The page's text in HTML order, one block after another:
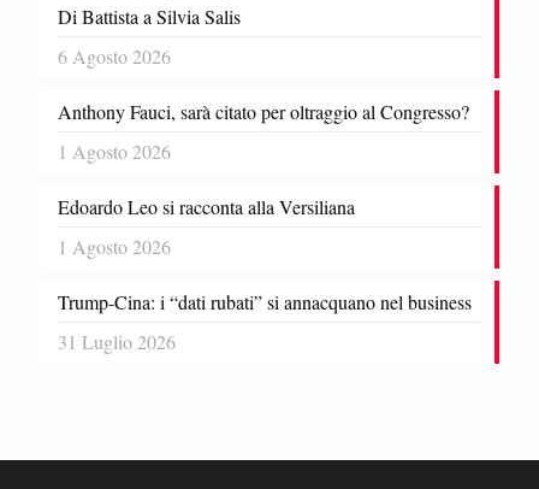
Di Battista a Silvia Salis
6 Agosto 2026
Anthony Fauci, sarà citato per oltraggio al Congresso?
1 Agosto 2026
Edoardo Leo si racconta alla Versiliana
1 Agosto 2026
Trump-Cina: i “dati rubati” si annacquano nel business
31 Luglio 2026